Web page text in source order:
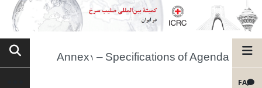
FA
Annex1 – Specifications of Agenda